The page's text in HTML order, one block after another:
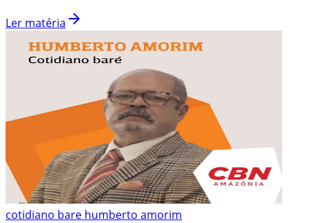
Ler matéria
cotidiano bare humberto amorim